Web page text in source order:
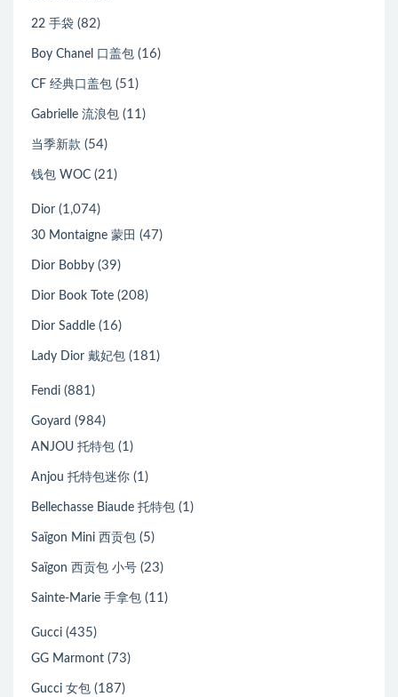
22 手袋 (82)
Boy Chanel 口盖包 (16)
CF 经典口盖包 (51)
Gabrielle 流浪包 (11)
当季新款 (54)
钱包 WOC (21)
Dior (1,074)
30 Montaigne 蒙田 (47)
Dior Bobby (39)
Dior Book Tote (208)
Dior Saddle (16)
Lady Dior 戴妃包 (181)
Fendi (881)
Goyard (984)
ANJOU 托特包 (1)
Anjou 托特包迷你 (1)
Bellechasse Biaude 托特包 (1)
Saïgon Mini 西贡包 (5)
Saïgon 西贡包 小号 (23)
Sainte-Marie 手拿包 (11)
Gucci (435)
GG Marmont (73)
Gucci 女包 (187)